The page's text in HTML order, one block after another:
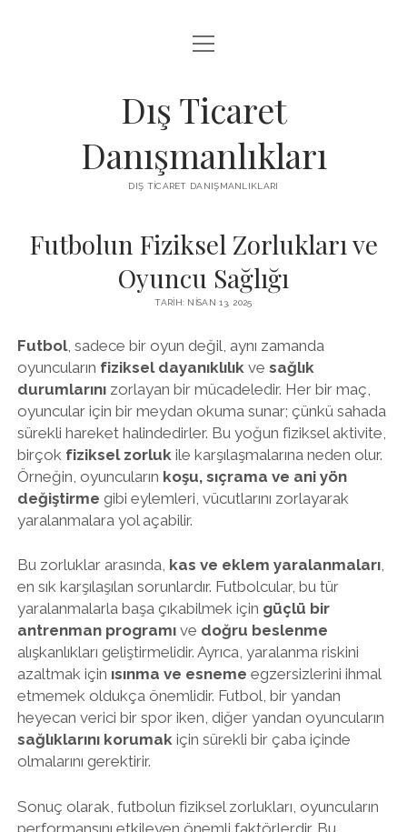
IGTV IZLENME ARTTIRMA HILESI BEDAVA
SAYFA LISTESI
THREADS TAKIPÇI ÇOĞALTMA
menüyü
aç
Dış Ticaret
Danışmanlıkları
DIŞ TICARET DANIŞMANLIKLARI
Futbolun Fiziksel Zorlukları ve
Oyuncu Sağlığı
TARIH: NISAN 13, 2025
Futbol, sadece bir oyun değil, aynı zamanda
oyuncuların fiziksel dayanıklılık ve sağlık
durumlarınızorlayan bir mücadeledir. Her bir maç,
oyuncular için bir meydan okuma sunar; çünkü sahada
sürekli hareket halindedirler. Bu yoğun fiziksel aktivite,
birçok fiziksel zorluk ile karşılaşmalarına neden olur.
Örneğin, oyuncuların koşu, sıçrama ve ani yön
değiştirme gibi eylemleri, vücutlarını zorlayarak
yaralanmalara yol açabilir.
Bu zorluklar arasında, kas ve eklem yaralanmaları,
en sık karşılaşılan sorunlardır. Futbolcular, bu tür
yaralanmalarla başa çıkabilmek için güçlü bir
antrenman programıve doğru beslenme
alışkanlıkları geliştirmelidir. Ayrıca, yaralanma riskini
azaltmak için ısınma ve esneme egzersizlerini ihmal
etmemek oldukça önemlidir. Futbol, bir yandan
heyecan verici bir spor iken, diğer yandan oyuncuların
sağlıklarını korumakiçin sürekli bir çaba içinde
olmalarını gerektirir.
Sonuç olarak, futbolun fiziksel zorlukları, oyuncuların
performansını etkileyen önemli faktörlerdir. Bu